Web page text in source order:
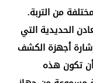
من التربة.
الحديدية التي
أجهزة الكشف
تكون هذه